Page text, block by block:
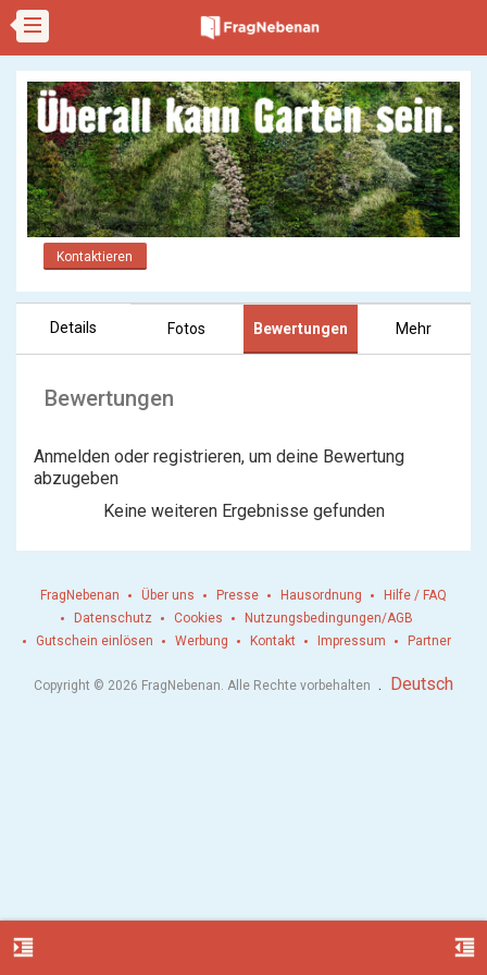
Kontaktieren
Details Fotos Bewertungen Mehr
Bewertungen
Anmelden oder registrieren, um deine Bewertung
abzugeben
Keine weiteren Ergebnisse gefunden
format_indent_increase format_indent_decrease
FragNebenan Über uns Presse Hausordnung
Hilfe / FAQ
Datenschutz
Cookies
Nutzungsbedingungen/AGB
Gutschein einlösen
Werbung Kontakt Impressum Partner
Copyright © 2026 FragNebenan. Alle Rechte vorbehalten . Deutsch